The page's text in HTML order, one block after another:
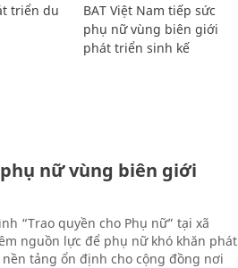
triển du
BAT Việt Nam tiếp sức
phụ nữ vùng biên giới
phát triển sinh kế
nữ vùng biên giới
“Trao quyền cho Phụ nữ” tại xã
nguồn lực để phụ nữ khó khăn phát
tảng ổn định cho cộng đồng nơi